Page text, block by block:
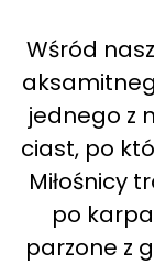
Wśród
jednego z
ciast, po
Miłośnicy
po
parzone z